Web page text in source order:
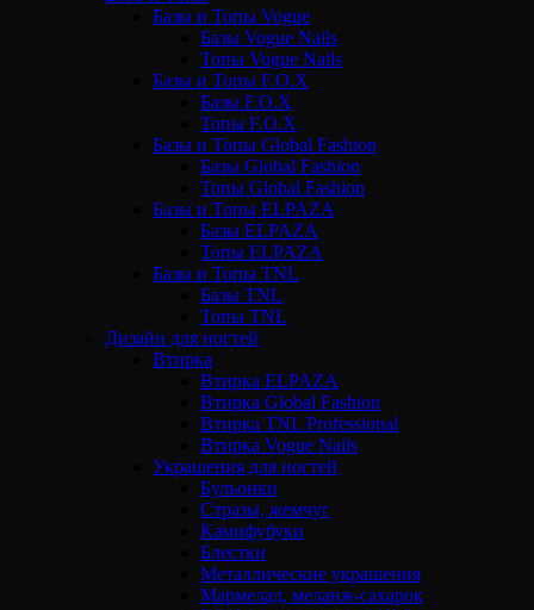
Базы и Топы Vogue
Базы Vogue Nails
Топы Vogue Nails
Базы и Топы F.O.X
Базы F.O.X
Топы F.O.X
Базы и Топы Global Fashion
Базы Global Fashion
Топы Global Fashion
Базы и Топы ELPAZA
Базы ELPAZA
Топы ELPAZA
Базы и Топы TNL
Базы TNL
Топы TNL
Дизайн для ногтей
Втирка
Втирка ELPAZA
Втирка Global Fashion
Втирка TNL Professional
Втирка Vogue Nails
Украшения для ногтей
Бульонки
Стразы, жемчуг
Камифубуки
Блестки
Металлические украшения
Мармелад, меланж-сахарок